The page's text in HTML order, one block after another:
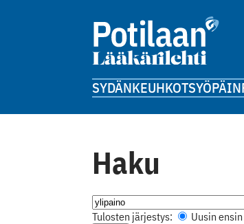
SYDÄNKEUHKOTSYÖPÄ
Haku
Tulosten järjestys: Uusin ensin